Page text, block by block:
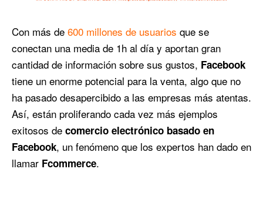
Con más de 600 millones de usuarios que se
conectan una media de 1h al día y aportan gran
cantidad de información sobre sus gustos, Facebook
tiene un enorme potencial para la venta, algo que no
ha pasado desapercibido a las empresas más atentas.
Así, están proliferando cada vez más ejemplos
exitosos de comercio electrónico basado en
Facebook, un fenómeno que los expertos han dado en
llamar Fcommerce.